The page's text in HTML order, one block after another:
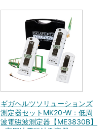
ギガヘルツソリューションズ
測定器セットMK20-W：低周
波電磁波測定器【ME3830B】